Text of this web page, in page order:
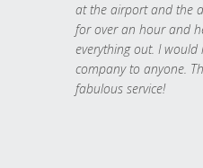
at the airport and the
for over an hour and
everything out. I
company to anyone.
fabulous service!